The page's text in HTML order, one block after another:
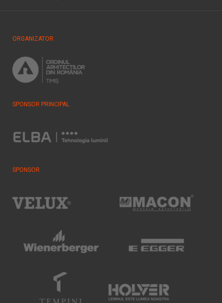
ORGANIZATOR
SPONSOR PRINCIPAL
SPONSOR